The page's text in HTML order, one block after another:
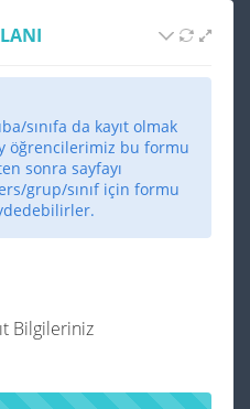
sınıfa da kayıt olmak
öğrencilerimiz bu formu
sonra sayfayı
grup/sınıf için formu
Bilgileriniz